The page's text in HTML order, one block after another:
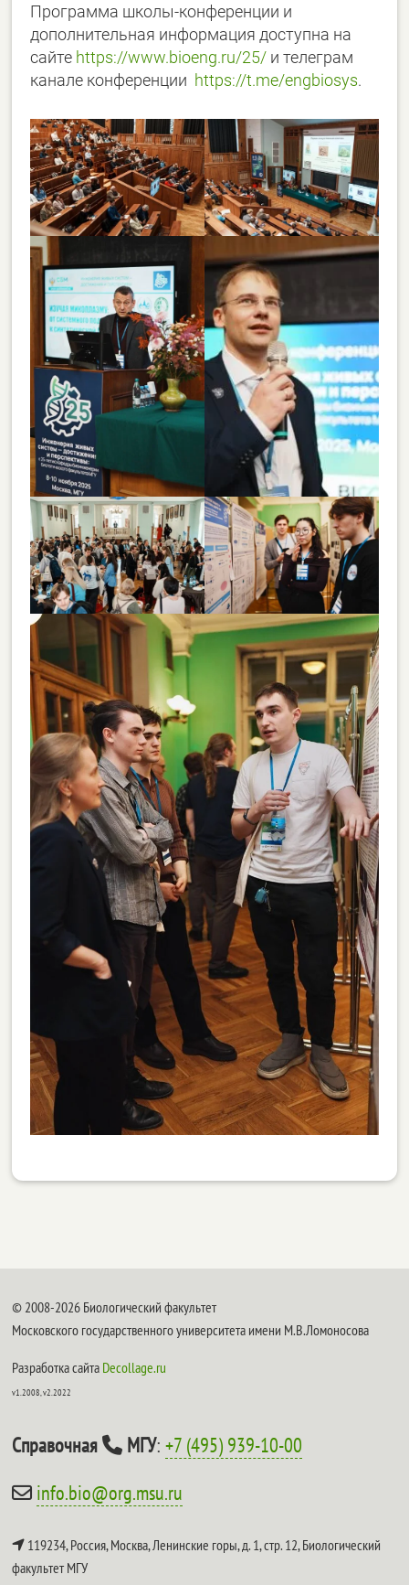
Программа школы-конференции и
дополнительная информация доступна на
сайте https://www.bioeng.ru/25/ и телеграм
канале конференции https://t.me/engbiosys.
© 2008-2026 Биологический факультет
Московского государственного университета имени М.В.Ломоносова
Разработка сайта Decollage.ru
v1.2008, v2.2022
Справочная МГУ:+7 (495) 939-10-00
info.bio@org.msu.ru
119234, Россия, Москва, Ленинские горы, д. 1, стр. 12,Биологический
факультет МГУ